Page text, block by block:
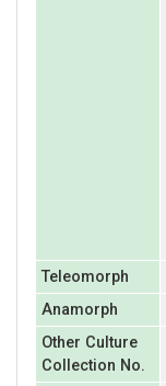
Teleomorph
Anamorph
Other Culture
Collection No.